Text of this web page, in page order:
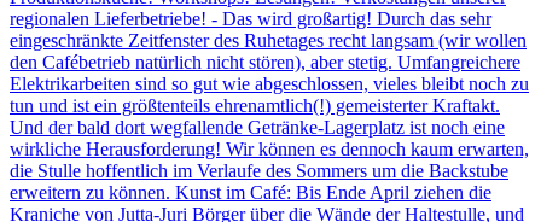
regionalen Lieferbetriebe! - Das wird großartig! Durch das sehr
eingeschränkte Zeitfenster des Ruhetages recht langsam (wir wollen
den Cafébetrieb natürlich nicht stören), aber stetig. Umfangreichere
Elektrikarbeiten sind so gut wie abgeschlossen, vieles bleibt noch zu
tun und ist ein größtenteils ehrenamtlich(!) gemeisterter Kraftakt.
Und der bald dort wegfallende Getränke-Lagerplatz ist noch eine
wirkliche Herausforderung! Wir können es dennoch kaum erwarten,
die Stulle hoffentlich im Verlaufe des Sommers um die Backstube
erweitern zu können. Kunst im Café: Bis Ende April ziehen die
Kraniche von Jutta-Juri Börger über die Wände der Haltestulle, und